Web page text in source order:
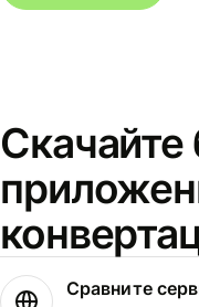
Скачайте
Сравните